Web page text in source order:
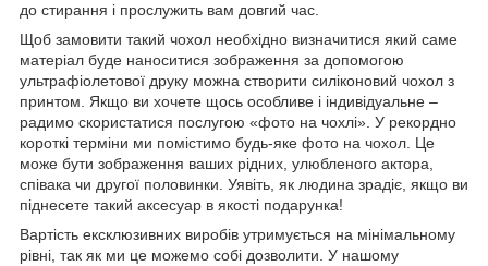
до стирання і прослужить вам довгий час.
Щоб замовити такий чохол необхідно визначитися який саме
матеріал буде наноситися зображення за допомогою
ультрафіолетової друку можна створити силіконовий чохол з
принтом. Якщо ви хочете щось особливе і індивідуальне –
радимо скористатися послугою «фото на чохлі». У рекордно
короткі терміни ми помістимо будь-яке фото на чохол. Це
може бути зображення ваших рідних, улюбленого актора,
співака чи другої половинки. Уявіть, як людина зрадіє, якщо ви
піднесете такий аксесуар в якості подарунка!
Вартість ексклюзивних виробів утримується на мінімальному
рівні, так як ми це можемо собі дозволити. У нашому